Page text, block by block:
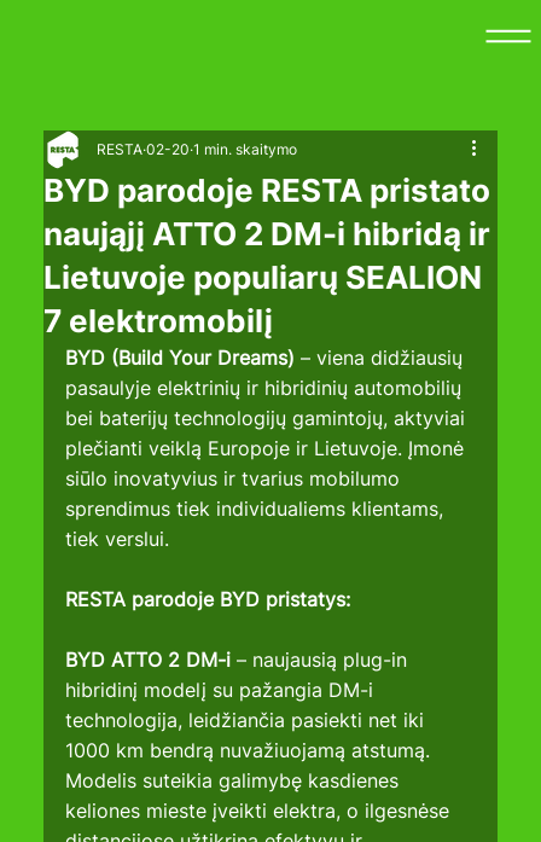
BYD parodoje RESTA pristato
naująjį ATTO 2 DM-i hibridą ir
Lietuvoje populiarų SEALION
7 elektromobilį
RESTA 02-20 1 min. skaitymo
BYD (Build Your Dreams) – viena didžiausių
pasaulyje elektrinių ir hibridinių automobilių
bei baterijų technologijų gamintojų, aktyviai
plečianti veiklą Europoje ir Lietuvoje. Įmonė
siūlo inovatyvius ir tvarius mobilumo
sprendimus tiek individualiems klientams,
tiek verslui.
RESTA parodoje BYD pristatys:
BYD ATTO 2 DM-i – naujausią plug-in
hibridinį modelį su pažangia DM-i
technologija, leidžiančia pasiekti net iki
1000 km bendrą nuvažiuojamą atstumą.
Modelis suteikia galimybę kasdienes
keliones mieste įveikti elektra, o ilgesnėse